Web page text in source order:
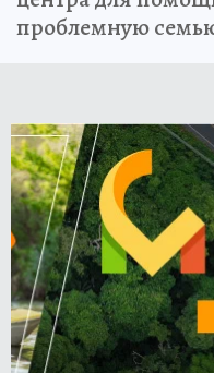
проблемную